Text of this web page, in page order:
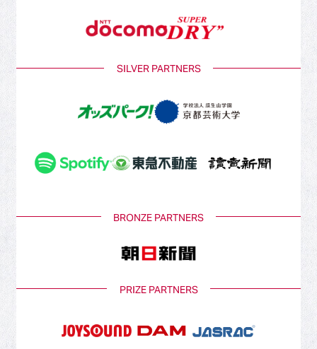
SILVER PARTNERS
BRONZE PARTNERS
PRIZE PARTNERS